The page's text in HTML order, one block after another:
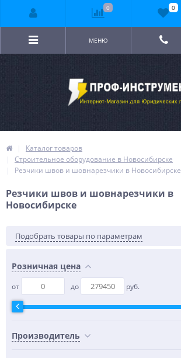
МЕНЮ
Каталог товаров
Строительное оборудование в Новосибирске
Резчики швов и шовнарезчики в Новосибирске
Резчики швов и шовнарезчики в
Новосибирске
Подобрать товары по параметрам
Розничная цена
от до руб.
Производитель
0 0